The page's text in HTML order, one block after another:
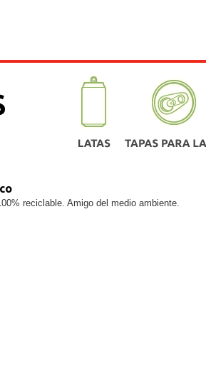
reciclable. Amigo del medio ambiente.